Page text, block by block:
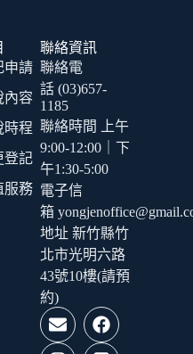
申請
內容
時程
登記
服務
聯絡資訊
聯絡電
話 (03)657-
1185
聯絡時間 上午
9:00-12:00｜下
午1:30-5:00
電子信
箱
地址 新竹縣竹
北市光明六路
43號10樓(請預
約)